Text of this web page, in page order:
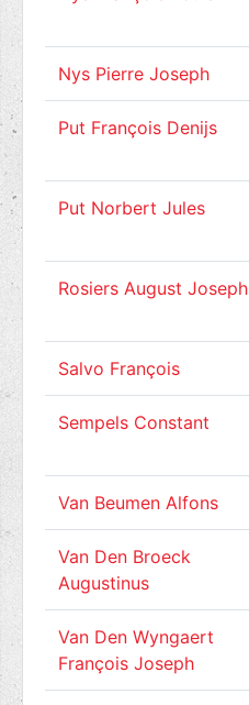
Nys Pierre Joseph
Put François Denijs
Put Norbert Jules
Rosiers August Joseph
Salvo François
Sempels Constant
Van Beumen Alfons
Van Den Broeck
Augustinus
Van Den Wyngaert
François Joseph